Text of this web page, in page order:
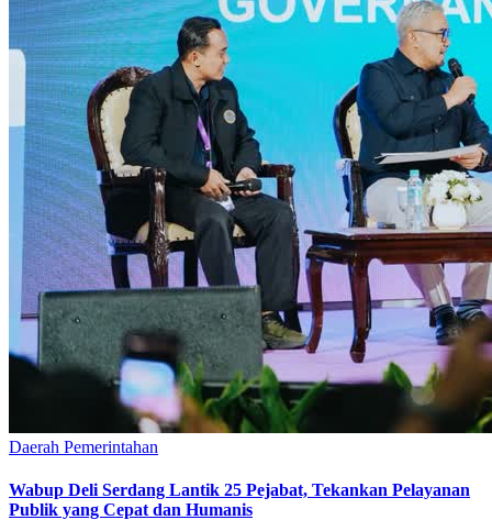
Daerah Pemerintahan
Wabup Deli Serdang Lantik 25 Pejabat, Tekankan Pelayanan
Publik yang Cepat dan Humanis